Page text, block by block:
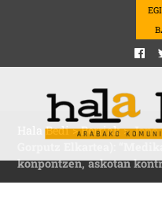
Hala Bedi>Berriak>Jone
konpontzen, askotan